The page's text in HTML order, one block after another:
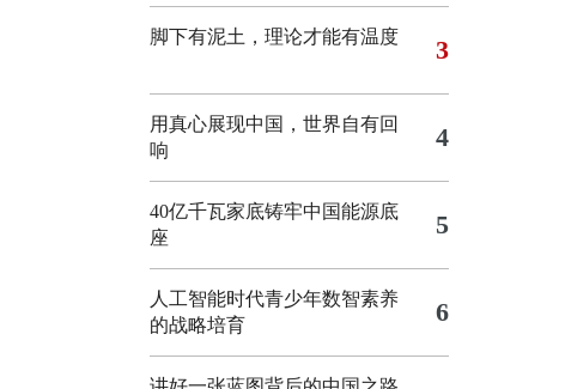
脚下有泥土，理论才能有温度 3
用真心展现中国，世界自有回
响
4
40亿千瓦家底铸牢中国能源底
座
5
人工智能时代青少年数智素养
的战略培育
6